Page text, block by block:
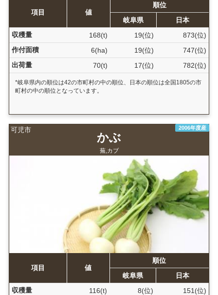
項目 値
順位
岐阜県
日本
収穫量
168(t) 19(位)
873(位)
作付面積
6(ha) 19(位)
747(位)
出荷量
70(t) 17(位) 782(位)
*岐阜県内の順位は42の市町村の中の順位、日本の順位は全国1805の市
町村の中の順位となっています。
可児市 2006年度産
かぶ
蕪,カブ
項目 値
順位
岐阜県
日本
収穫量
116(t) 8(位)
151(位)